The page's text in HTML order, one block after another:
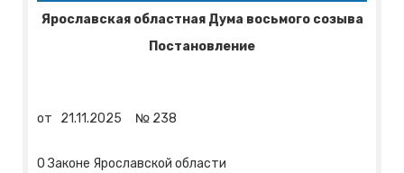
Ярославская областная Дума восьмого созыва
Постановление
от 21.11.2025 № 238
О Законе Ярославской области